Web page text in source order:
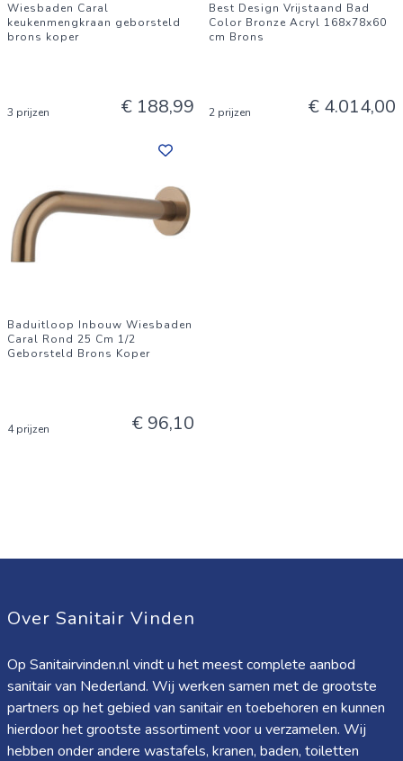
Wiesbaden Caral
keukenmengkraan geborsteld
brons koper
3 prijzen € 188,99
Best Design Vrijstaand Bad
Color Bronze Acryl 168x78x60
cm Brons
2 prijzen € 4.014,00
Baduitloop Inbouw Wiesbaden
Caral Rond 25 Cm 1/2
Geborsteld Brons Koper
4 prijzen € 96,10
Over Sanitair Vinden
Op Sanitairvinden.nl vindt u het meest complete aanbod
sanitair van Nederland. Wij werken samen met de grootste
partners op het gebied van sanitair en toebehoren en kunnen
hierdoor het grootste assortiment voor u verzamelen. Wij
hebben onder andere wastafels, kranen, baden, toiletten